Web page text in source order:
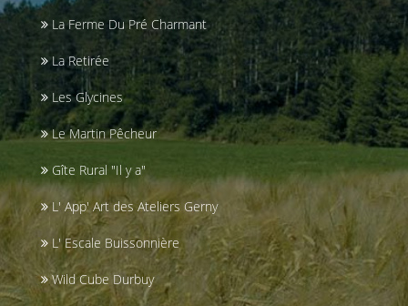
La Ferme Du Pré Charmant
La Retirée
Les Glycines
Le Martin Pêcheur
Gîte Rural "Il y a"
L' App' Art des Ateliers Gerny
L' Escale Buissonnière
Wild Cube Durbuy